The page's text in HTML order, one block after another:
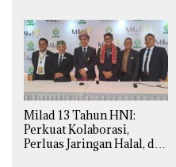
Milad 13 Tahun HNI:
Perkuat Kolaborasi,
Perluas Jaringan Halal, dan